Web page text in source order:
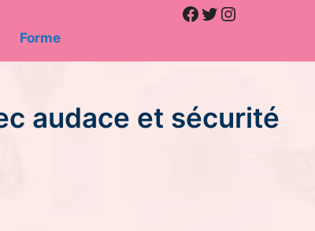
Forme
Facebook
Twitter
Instagram
audace et sécurité